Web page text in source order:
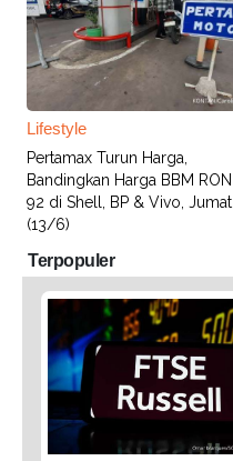
Lifestyle
Pertamax Turun Harga,
Bandingkan Harga BBM RON
92 di Shell, BP & Vivo, Jumat
(13/6)
Terpopuler